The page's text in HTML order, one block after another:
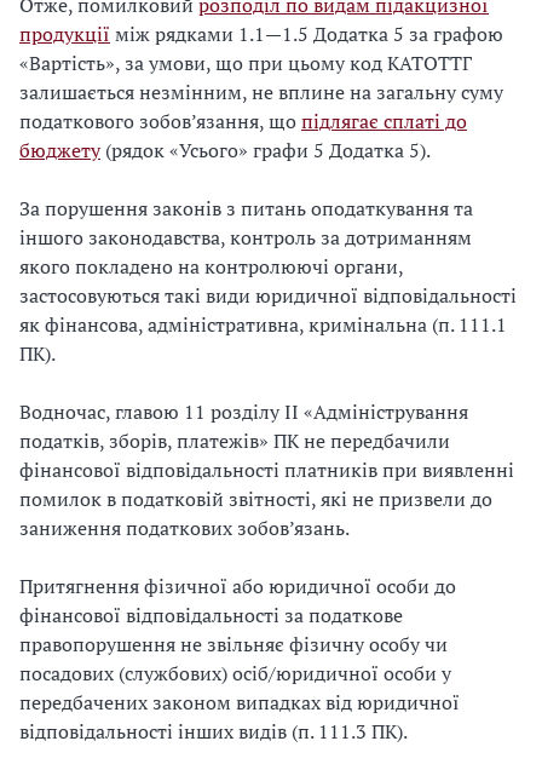
продукції між рядками 1.1—1.5 Додатка 5 за графою
«Вартість», за умови, що при цьому код КАТОТТГ
залишається незмінним, не вплине на загальну суму
податкового зобов’язання, щопідлягає сплаті до
бюджету(рядок «Усього» графи 5 Додатка 5).
За порушення законів з питань оподаткування та
іншого законодавства, контроль за дотриманням
якого покладено на контролюючі органи,
застосовуються такі види юридичної відповідальності
як фінансова, адміністративна, кримінальна (п. 111.1
ПК).
Водночас, главою 11 розділу II «Адміністрування
податків, зборів, платежів» ПК не передбачили
фінансової відповідальності платників при виявленні
помилок в податковій звітності, які не призвели до
заниження податкових зобов’язань.
Притягнення фізичної або юридичної особи до
фінансової відповідальності за податкове
правопорушення не звільняє фізичну особу чи
посадових (службових) осіб/юридичної особи у
передбачених законом випадках від юридичної
відповідальності інших видів (п. 111.3 ПК).